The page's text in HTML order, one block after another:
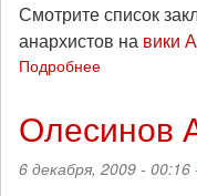
Смотрите список
анархистов на вики
Подробнее
либертариев
анархистов
Олесинов
6 декабря, 2009 - 00:16